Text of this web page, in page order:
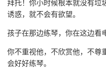
拜托！你小时候根本就没有垃
诱惑，就不会有欲望。
孩子在那边练琴，你在这边看
你不重视他，不欣赏他，不尊
会好好练琴。